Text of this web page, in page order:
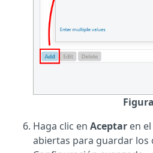
Haga clic en Aceptar en
abiertas para guardar los